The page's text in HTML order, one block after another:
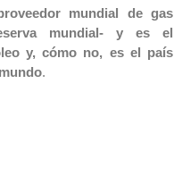
mundial de gas
mundial- y es el
y, cómo no, es el país
.